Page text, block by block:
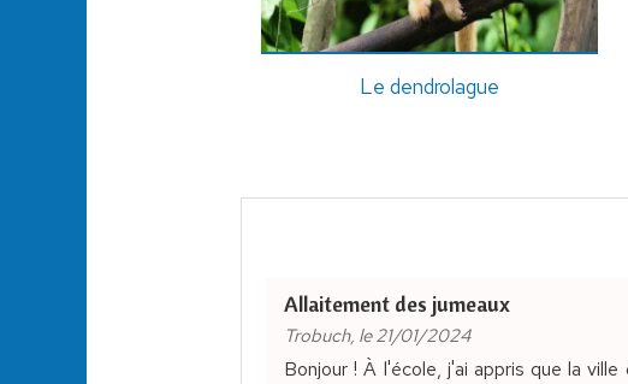
Le dendrolague
Allaitement des jumeaux
Trobuch, le 21/01/2024
Bonjour ! À l'école, j'ai appris que la